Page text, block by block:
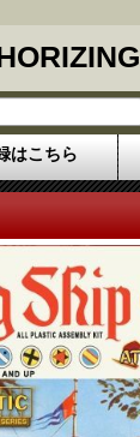
はこちら